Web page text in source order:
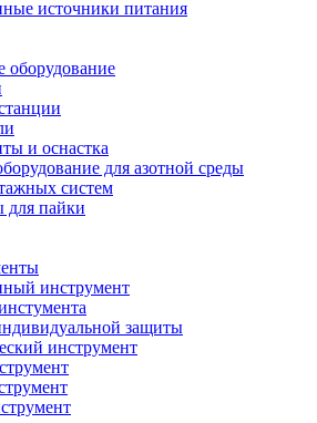
источники питания
оборудование
и оснастка
для азотной среды
систем
для пайки
инструмент
защиты
инструмент